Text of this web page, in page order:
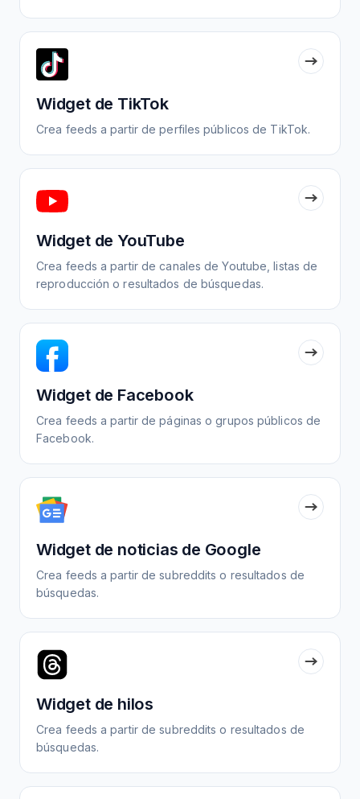
Widget de TikTok
Crea feeds a partir de perfiles públicos de TikTok.
Widget de YouTube
Crea feeds a partir de canales de Youtube, listas de
reproducción o resultados de búsquedas.
Widget de Facebook
Crea feeds a partir de páginas o grupos públicos de
Facebook.
Widget de noticias de Google
Crea feeds a partir de subreddits o resultados de
búsquedas.
Widget de hilos
Crea feeds a partir de subreddits o resultados de
búsquedas.